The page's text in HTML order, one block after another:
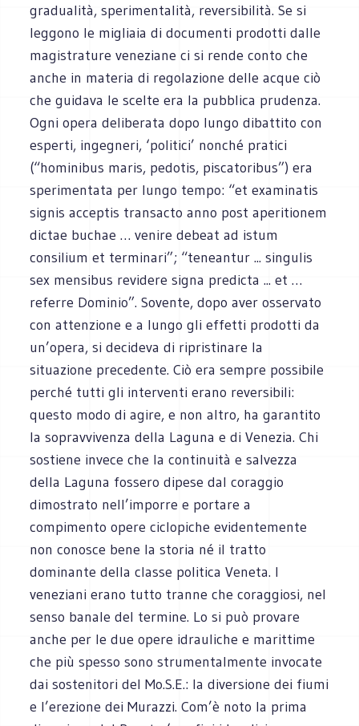
gradualità, sperimentalità, reversibilità. Se si
leggono le migliaia di documenti prodotti dalle
magistrature veneziane ci si rende conto che
anche in materia di regolazione delle acque ciò
che guidava le scelte era la pubblica prudenza.
Ogni opera deliberata dopo lungo dibattito con
esperti, ingegneri, ‘politici’ nonché pratici
(“hominibus maris, pedotis, piscatoribus”) era
sperimentata per lungo tempo: “et examinatis
signis acceptis transacto anno post aperitionem
dictae buchae … venire debeat ad istum
consilium et terminari”; “teneantur ... singulis
sex mensibus revidere signa predicta ... et …
referre Dominio”. Sovente, dopo aver osservato
con attenzione e a lungo gli effetti prodotti da
un’opera, si decideva di ripristinare la
situazione precedente. Ciò era sempre possibile
perché tutti gli interventi erano reversibili:
questo modo di agire, e non altro, ha garantito
la sopravvivenza della Laguna e di Venezia. Chi
sostiene invece che la continuità e salvezza
della Laguna fossero dipese dal coraggio
dimostrato nell’imporre e portare a
compimento opere ciclopiche evidentemente
non conosce bene la storia né il tratto
dominante della classe politica Veneta. I
veneziani erano tutto tranne che coraggiosi, nel
senso banale del termine. Lo si può provare
anche per le due opere idrauliche e marittime
che più spesso sono strumentalmente invocate
dai sostenitori del Mo.S.E.: la diversione dei fiumi
e l’erezione dei Murazzi. Com’è noto la prima